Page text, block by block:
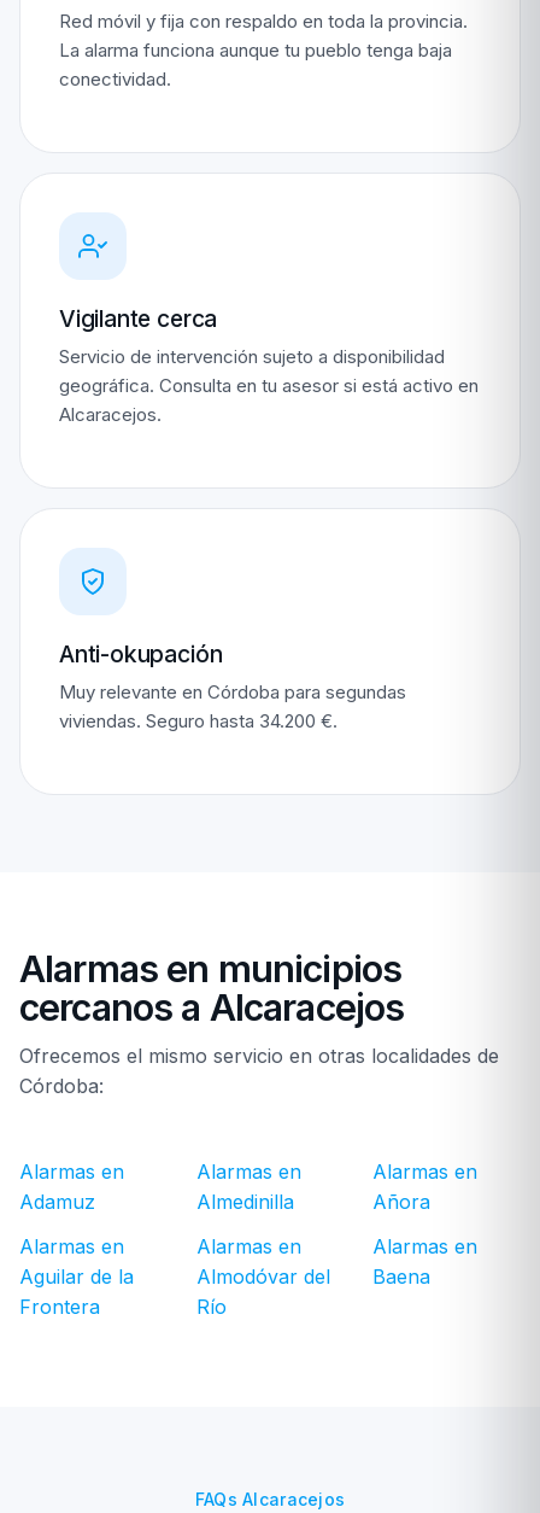
Red móvil y fija con respaldo en toda la provincia.
La alarma funciona aunque tu pueblo tenga baja
conectividad.
Vigilante cerca
Servicio de intervención sujeto a disponibilidad
geográfica. Consulta en tu asesor si está activo en
Alcaracejos.
Anti-okupación
Muy relevante en Córdoba para segundas
viviendas. Seguro hasta 34.200 €.
Alarmas en municipios
cercanos a Alcaracejos
Ofrecemos el mismo servicio en otras localidades de
Córdoba:
Alarmas en
Adamuz
Alarmas en
Aguilar de la
Frontera
Alarmas en
Almedinilla
Alarmas en
Almodóvar del
Río
Alarmas en
Añora
Alarmas en
Baena
FAQs Alcaracejos